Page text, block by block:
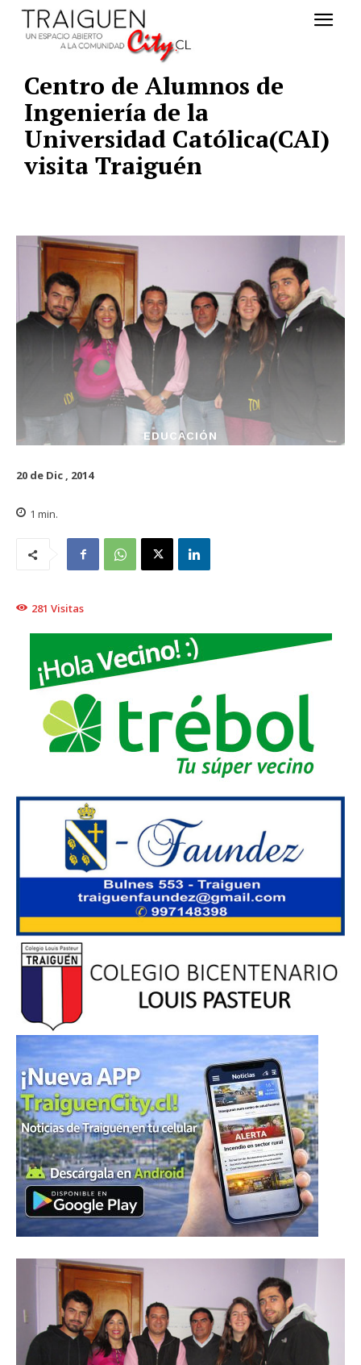
Centro de Alumnos de
Ingeniería de la
Universidad Católica(CAI)
visita Traiguén
EDUCACIÓN
20 de Dic , 2014
1 min.
281 Visitas